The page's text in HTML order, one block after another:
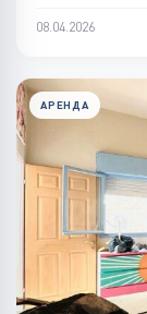
08.04.2026
АРЕНДА